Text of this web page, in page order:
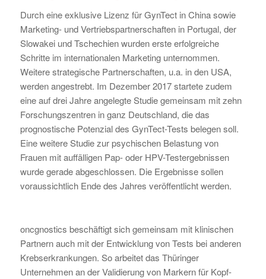
Durch eine exklusive Lizenz für GynTect in China sowie
Marketing- und Vertriebspartnerschaften in Portugal, der
Slowakei und Tschechien wurden erste erfolgreiche
Schritte im internationalen Marketing unternommen.
Weitere strategische Partnerschaften, u.a. in den USA,
werden angestrebt. Im Dezember 2017 startete zudem
eine auf drei Jahre angelegte Studie gemeinsam mit zehn
Forschungszentren in ganz Deutschland, die das
prognostische Potenzial des GynTect-Tests belegen soll.
Eine weitere Studie zur psychischen Belastung von
Frauen mit auffälligen Pap- oder HPV-Testergebnissen
wurde gerade abgeschlossen. Die Ergebnisse sollen
voraussichtlich Ende des Jahres veröffentlicht werden.
oncgnostics beschäftigt sich gemeinsam mit klinischen
Partnern auch mit der Entwicklung von Tests bei anderen
Krebserkrankungen. So arbeitet das Thüringer
Unternehmen an der Validierung von Markern für Kopf-